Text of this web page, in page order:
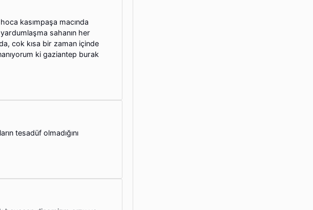
kasımpaşa macında
sahanın her
cok kısa bir zaman içinde
ki gaziantep burak
tesadüf olmadığını